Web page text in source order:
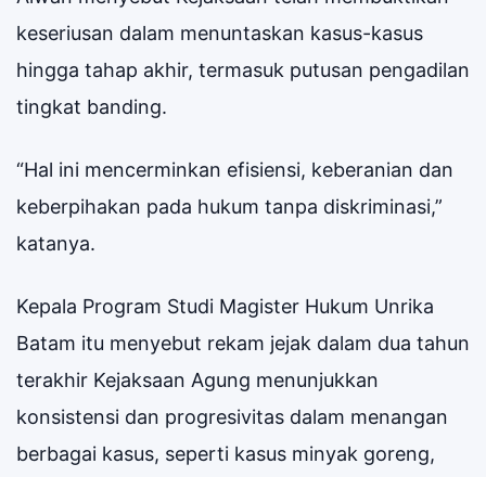
keseriusan dalam menuntaskan kasus-kasus
hingga tahap akhir, termasuk putusan pengadilan
tingkat banding.
“Hal ini mencerminkan efisiensi, keberanian dan
keberpihakan pada hukum tanpa diskriminasi,”
katanya.
Kepala Program Studi Magister Hukum Unrika
Batam itu menyebut rekam jejak dalam dua tahun
terakhir Kejaksaan Agung menunjukkan
konsistensi dan progresivitas dalam menangan
berbagai kasus, seperti kasus minyak goreng,